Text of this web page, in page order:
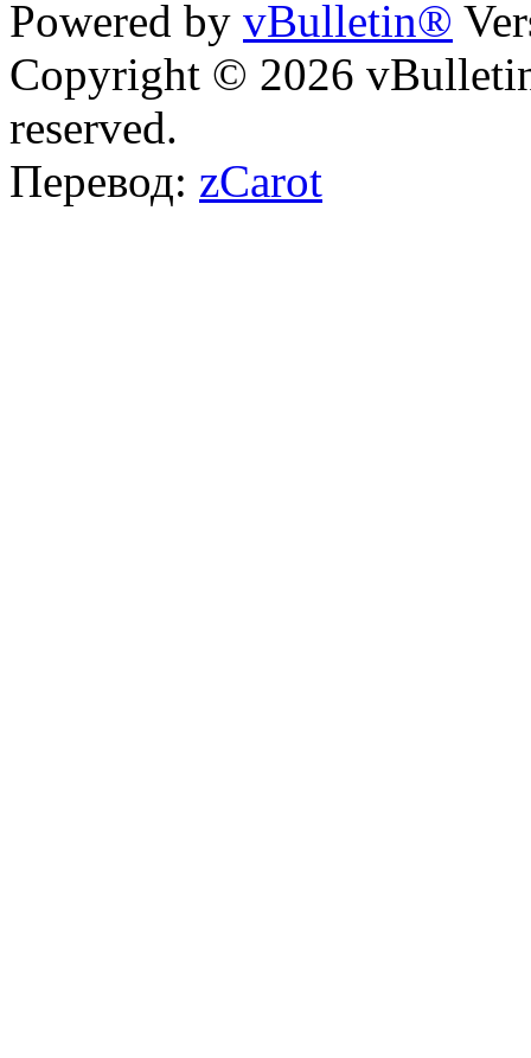
Powered by vBulletin®
Copyright © 2026
reserved.
Перевод: zCarot